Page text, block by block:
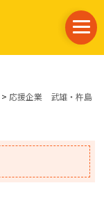
> 応援企業 武雄・杵島